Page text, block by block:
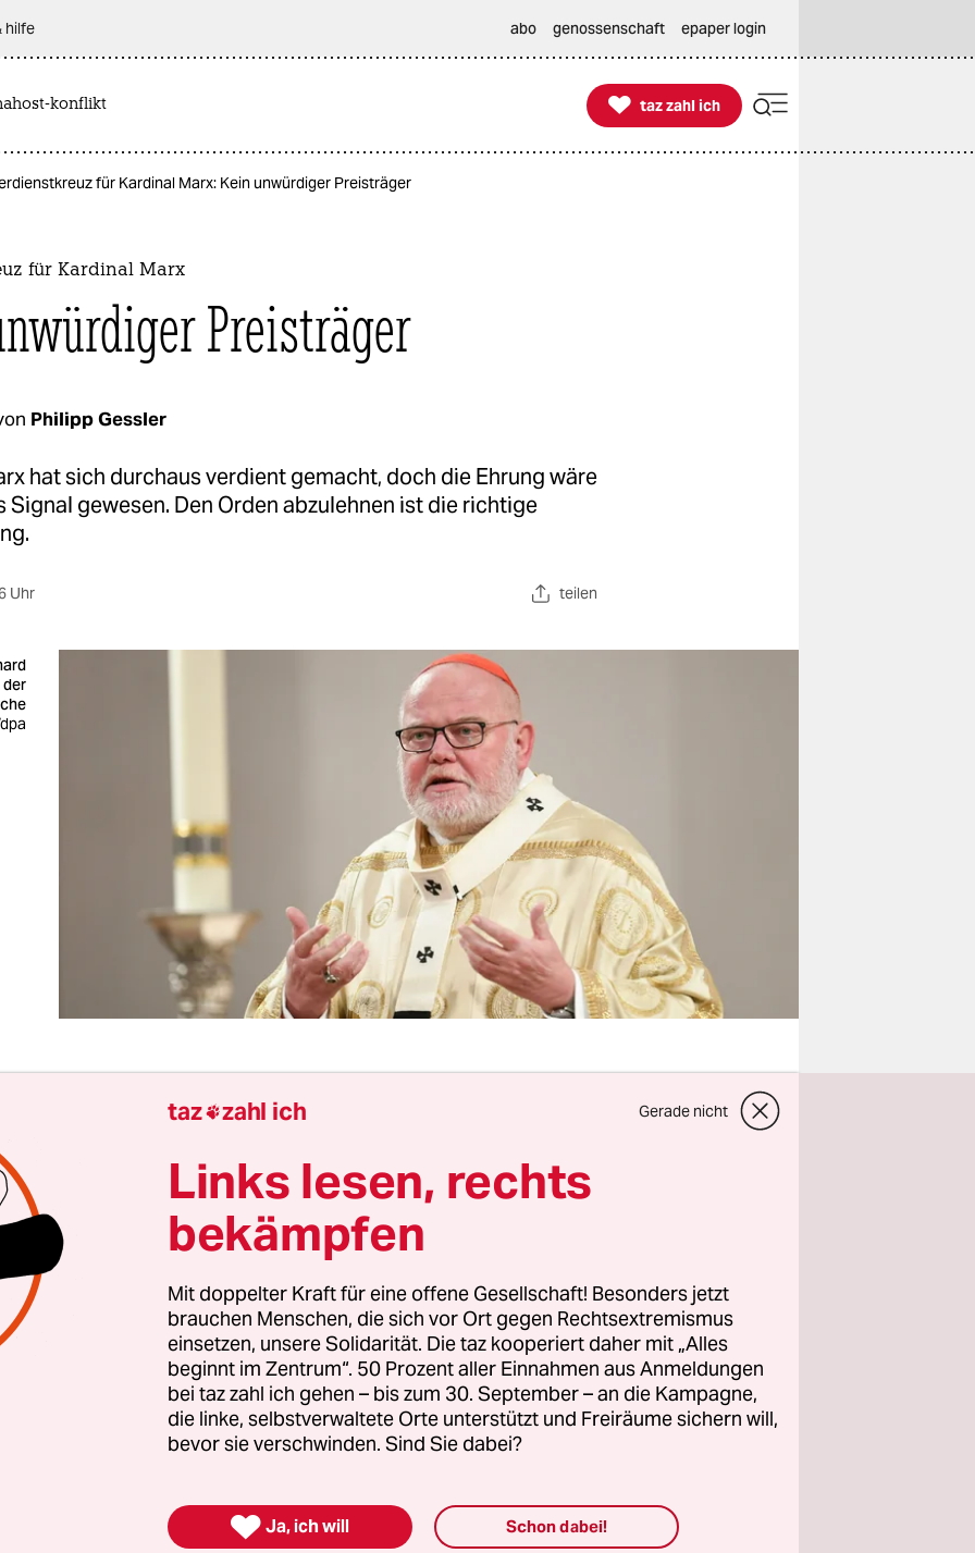
hilfe abo genossenschaft epaper login
konflikt 
taz zahl ich
taz zahl ich
für Kardinal Marx: Kein unwürdiger Preisträger
für Kardinal Marx
Preisträger
Philipp Gessler
hat sich durchaus verdient gemacht, doch die Ehrung wäre
Signal gewesen. Den Orden abzulehnen ist die richtige
Uhr teilen
der
Reinhard Marx also die Reißleine gezogen. Der
von München verzichtet mit Blick auf die Opfer
Gewalt in der katholischen Kirche darauf, von
Frank-Walter Steinmeier an diesem Freitag das
zu erhalten – es ist die richtige Entscheidung.
gegen den Orden für den Kardinal protestiert, weil
energisch genug als Bischof von München (und zuvor
die Aufarbeitung des Missbrauchsskandals engagiert
manchen zudem aufstieß, war die zeitliche Nähe der
an den Betroffenen-Sprecher Matthias Katsch und
Das war vor wenigen Wochen in Bellevue, sie erhielten
der Hand des Bundespräsidenten, wie auch für Marx
taz zahl ich Gerade nicht
Links lesen, rechts
bekämpfen
Mit doppelter Kraft für eine offene Gesellschaft! Besonders jetzt
brauchen Menschen, die sich vor Ort gegen Rechtsextremismus
einsetzen, unsere Solidarität. Die taz kooperiert daher mit „Alles
beginnt im Zentrum“. 50 Prozent aller Einnahmen aus Anmeldungen
bei taz zahl ich gehen – bis zum 30. September – an die Kampagne,
die linke, selbstverwaltete Orte unterstützt und Freiräume sichern will,
bevor sie verschwinden. Sind Sie dabei?
 Ja, ich will Schon dabei!